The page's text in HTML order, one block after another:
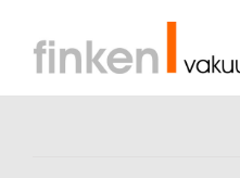
content